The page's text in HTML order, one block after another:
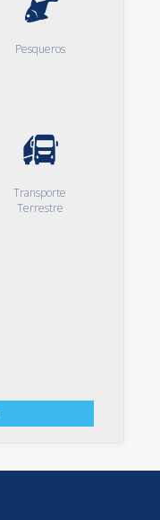
Pesqueros
Transporte
Terrestre